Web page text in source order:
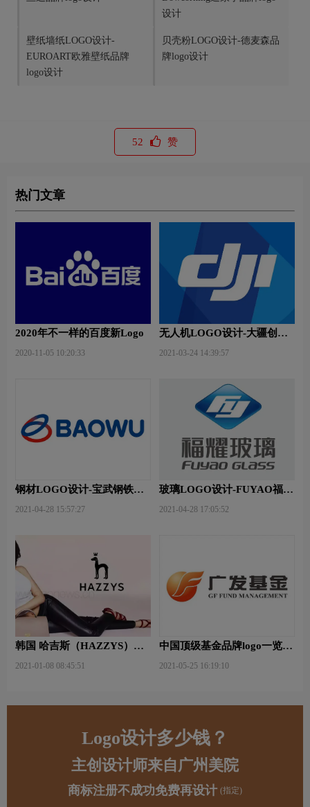
设计
壁纸墙纸LOGO设计-
EUROART欧雅壁纸品牌
logo设计
贝壳粉LOGO设计-德麦森品
牌logo设计
52 赞
热门文章
2020年不一样的百度新Logo
2020-11-05 10:20:33
无人机LOGO设计-大疆创新
2021-03-24 14:39:57
钢材LOGO设计-宝武钢铁品
2021-04-28 15:57:27
玻璃LOGO设计-FUYAO福耀
2021-04-28 17:05:52
韩国 哈吉斯（HAZZYS）品
2021-01-08 08:45:51
中国顶级基金品牌logo一览：
2021-05-25 16:19:10
Logo设计多少钱？
主创设计师来自广州美院
商标注册不成功免费再设计 (指定)